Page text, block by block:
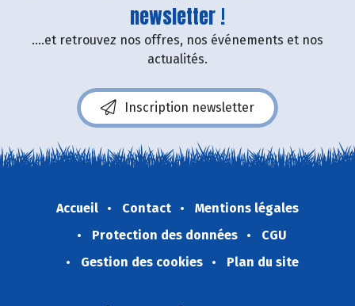
newsletter !
....et retrouvez nos offres, nos événements et nos
actualités.
Inscription newsletter
Accueil Contact
Mentions légales
Protection des données
CGU
Gestion des cookies
Plan du site